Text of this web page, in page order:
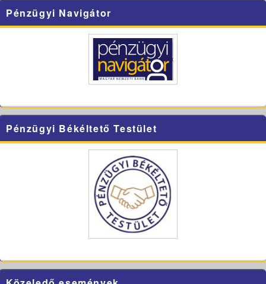
Pénzügyi Navigátor
Pénzügyi Békéltető Testület